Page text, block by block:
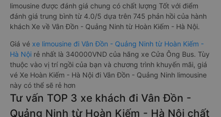
limousine được đánh giá chung có chất lượng Tốt với điểm
đánh giá trung bình từ 4.0/5 dựa trên 745 phản hồi của hành
khách Xe về Vân Đồn - Quảng Ninh từ Hoàn Kiếm - Hà Nội.
Giá vé xe limousine đi Vân Đồn - Quảng Ninh từ Hoàn Kiếm -
Hà Nội rẻ nhất là 340000VND của hãng xe Cửa Ông Bus. Tùy
thuộc vào vị trí ngồi của bạn và chương trình khuyến mãi, giá
vé Xe Hoàn Kiếm - Hà Nội đi Vân Đồn - Quảng Ninh limousine
này có thể sẽ rẻ hơn
Tư vấn TOP 3 xe khách đi Vân Đồn -
Quảng Ninh từ Hoàn Kiếm - Hà Nội chất